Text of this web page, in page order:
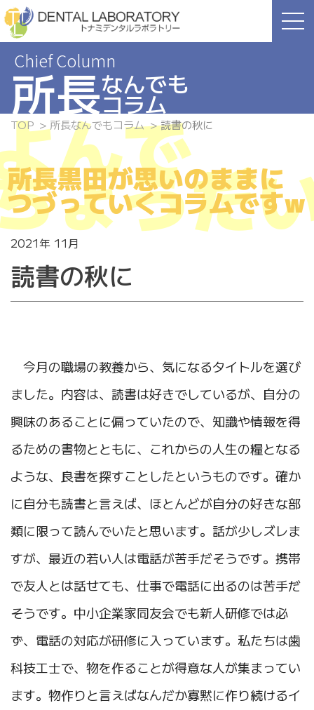
Skip
to
the
content
TOP 所長なんでもコラム 読書の秋に
所長なんでも
コラム
2021年 11月
読書の秋に
所長黒田が思いのままに
つづっていくコラムですw
んで
ょうだ
今月の職場の教養から、気になるタイトルを選び
ました。内容は、読書は好きでしているが、自分の
興味のあることに偏っていたので、知識や情報を得
るための書物とともに、これからの人生の糧となる
ような、良書を探すことしたというものです。確か
に自分も読書と言えば、ほとんどが自分の好きな部
類に限って読んでいたと思います。話が少しズレま
すが、最近の若い人は電話が苦手だそうです。携帯
で友人とは話せても、仕事で電話に出るのは苦手だ
そうです。中小企業家同友会でも新人研修では必
ず、電話の対応が研修に入っています。私たちは歯
科技工士で、物を作ることが得意な人が集まってい
ます。物作りと言えばなんだか寡黙に作り続けるイ